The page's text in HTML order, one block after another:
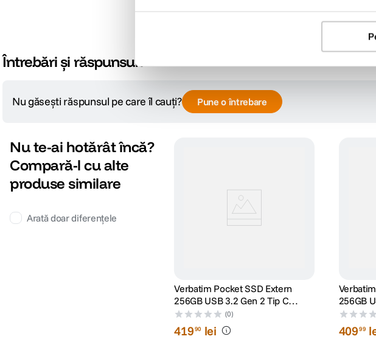
Întrebări și răspunsuri
Nu găsești răspunsul pe care îl cauți? Pune o întrebare
Nu te-ai hotărât încă?
Compară-l cu alte
produse similare
Arată doar diferențele
Verbatim Pocket SSD Extern
256GB USB 3.2 Gen 2 Tip C
Negru/Portocaliu
(0)
41990 lei
256GB
Negru/
40999